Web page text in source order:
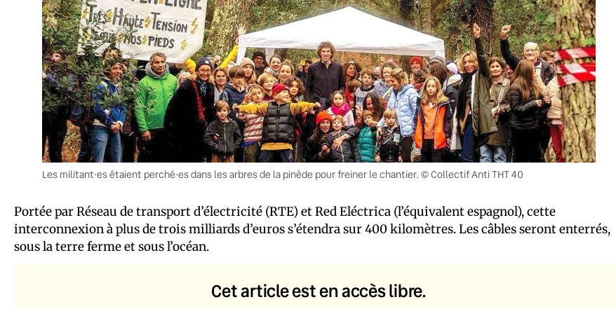
Les militant·es étaient perché·es dans les arbres de la pinède pour freiner le chantier. © Collectif Anti THT 40
Portée par Réseau de transport d’électricité (RTE) et Red Eléctrica (l’équivalent espagnol), cette
interconnexion à plus de trois milliards d’euros s’étendra sur 400 kilomètres. Les câbles seront enterrés,
sous la terre ferme et sous l’océan.
Cet article est en accès libre.